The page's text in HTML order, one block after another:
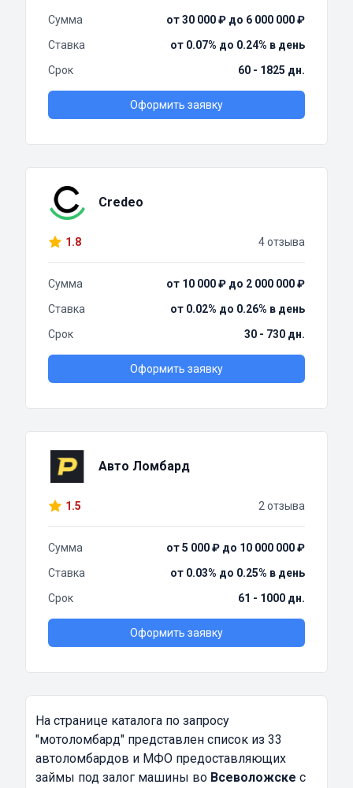
Сумма
от 30 000 ₽ до 6 000 000 ₽
Ставка
от 0.07% до 0.24% в день
Срок
60 - 1825 дн.
Оформить заявку
Credeo
1.8 4 отзыва
Сумма
от 10 000 ₽ до 2 000 000 ₽
Ставка
от 0.02% до 0.26% в день
Срок
30 - 730 дн.
Оформить заявку
Авто Ломбард
1.5 2 отзыва
Сумма
от 5 000 ₽ до 10 000 000 ₽
Ставка
от 0.03% до 0.25% в день
Срок
61 - 1000 дн.
Оформить заявку
На странице каталога по запросу
"мотоломбард" представлен список из 33
автоломбардов и МФО предоставляющих
займы под залог машины во Всеволожске с